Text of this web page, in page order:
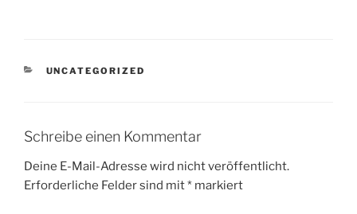
KATEGORIEN
UNCATEGORIZED
Schreibe einen Kommentar
Deine E-Mail-Adresse wird nicht veröffentlicht.
Erforderliche Felder sind mit* markiert